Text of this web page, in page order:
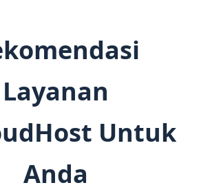
Layanan
Untuk
Anda